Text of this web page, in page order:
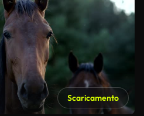
Scaricamento